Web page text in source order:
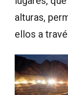
alturas,
ellos a